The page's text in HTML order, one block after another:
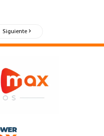
Siguiente